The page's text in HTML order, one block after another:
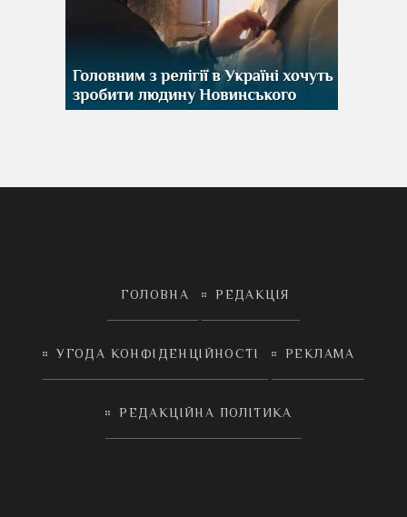
ГОЛОВНА РЕДАКЦІЯ
УГОДА КОНФІДЕНЦІЙНОСТІ РЕКЛАМА
РЕДАКЦІЙНА ПОЛІТИКА